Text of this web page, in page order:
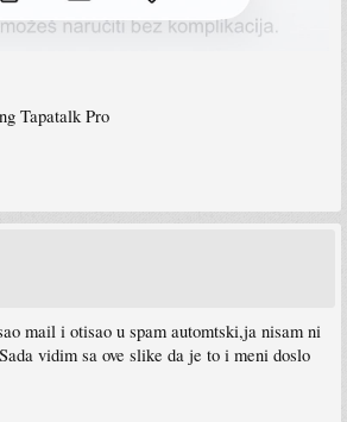
Tapatalk Pro
mail i otisao u spam automtski,ja nisam ni
vidim sa ove slike da je to i meni doslo